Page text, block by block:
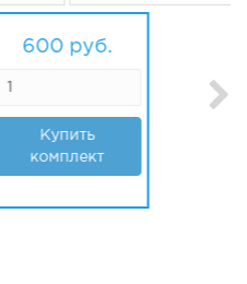
C8525MFP, Fs-
100 г черный
руб.